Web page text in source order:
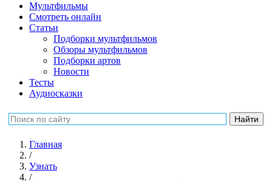
Мультфильмы
Смотреть онлайн
Статьи
Подборки мультфильмов
Обзоры мультфильмов
Подборки артов
Новости
Тесты
Аудиосказки
Главная
/
Узнать
/